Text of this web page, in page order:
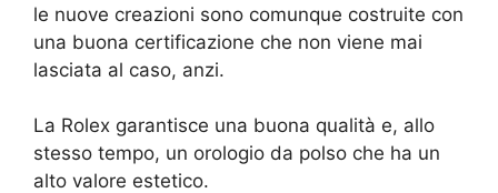
le nuove creazioni sono comunque costruite con
una buona certificazione che non viene mai
lasciata al caso, anzi.
La Rolex garantisce una buona qualità e, allo
stesso tempo, un orologio da polso che ha un
alto valore estetico.